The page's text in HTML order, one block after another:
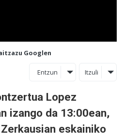
Googlen
Entzun Itzuli
Lopez
izango da 13:00ean,
eskainiko